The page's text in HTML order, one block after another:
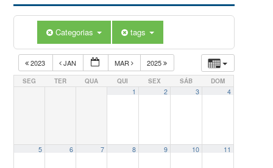
Categorias tags
2023 JAN MAR 2025
SEG TER QUA QUI SEX SÁB DOM
1 2 3 4
5 6 7 8 9 10 11